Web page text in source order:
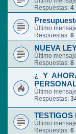
Respuestas: 4
Último
Respuestas: 8
NUEVA
Último
Respuestas: 8
¿ Y
Último
Respuestas:
TESTIGOS
Último
Respuestas: 6